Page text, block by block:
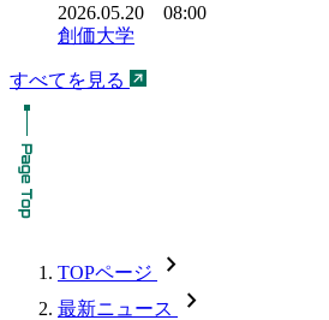
2026.05.20 08:00
創価大学
すべてを見る
TOPページ chevron_forward
最新ニュース chevron_forward